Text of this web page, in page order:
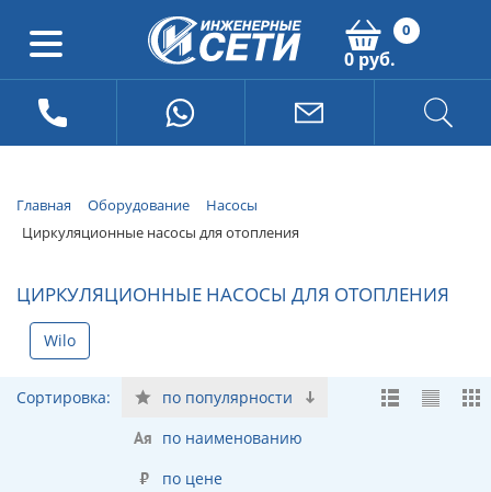
0
0 руб.
Главная Оборудование
Насосы
Циркуляционные насосы для отопления
ЦИРКУЛЯЦИОННЫЕ НАСОСЫ ДЛЯ ОТОПЛЕНИЯ
Wilo
Сортировка:
по популярности
по наименованию
по цене